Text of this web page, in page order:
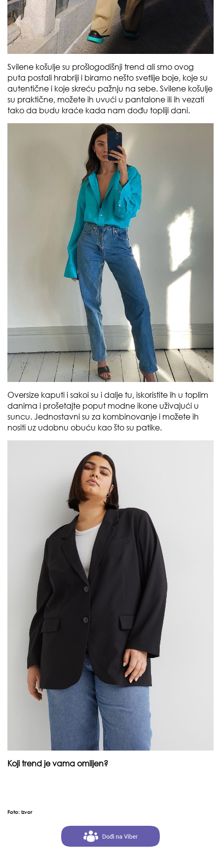
Svilene košulje su prošlogodišnji trend ali smo ovog
puta postali hrabriji i biramo nešto svetlije boje, koje su
autentične i koje skreću pažnju na sebe. Svilene košulje
su praktične, možete ih uvući u pantalone ili ih vezati
tako da budu kraće kada nam dođu topliji dani.
Oversize kaputi i sakoi su i dalje tu, iskoristite ih u toplim
danima i prošetajte poput modne ikone uživajući u
suncu. Jednostavni su za kombinovanje i možete ih
nositi uz udobnu obuću kao što su patike.
Koji trend je vama omiljen?
Foto: Izvor